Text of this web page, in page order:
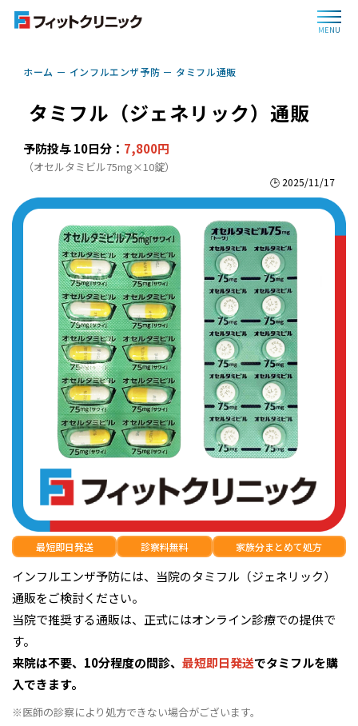
MENU
ホーム インフルエンザ予防 タミフル通販
タミフル（ジェネリック）通販
予防投与 10日分： 7,800円
（オセルタミビル75mg×10錠）
🕒 2025/11/17
最短即日発送 診察料無料 家族分まとめて処方
インフルエンザ予防には、当院のタミフル（ジェネリック）
通販をご検討ください。
当院で推奨する通販は、正式にはオンライン診療での提供で
す。
来院は不要、10分程度の問診、 最短即日発送でタミフルを購
入できます。
※医師の診察により処方できない場合がございます。